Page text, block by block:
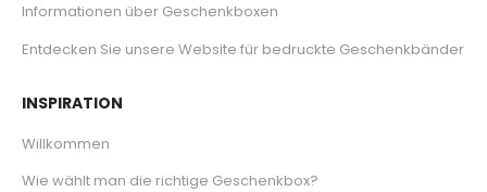
Informationen über Geschenkboxen
Entdecken Sie unsere Website für bedruckte Geschenkbänder
INSPIRATION
Willkommen
Wie wählt man die richtige Geschenkbox?